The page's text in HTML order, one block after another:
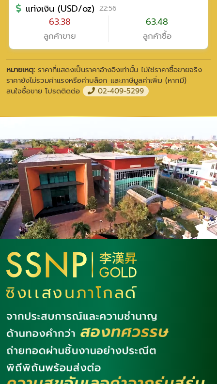
แท่งเงิน (USD/oz) 22:56
63.38
ลูกค้าขาย
63.48
ลูกค้าซื้อ
หมายเหตุ:ราคาที่แสดงเป็นราคาอ้างอิงเท่านั้น ไม่ใช่ราคาซื้อขายจริง
ราคายังไม่รวมค่าแรงหรือค่าบล็อก และภาษีมูลค่าเพิ่ม (หากมี)
สนใจซื้อขาย โปรดติดต่อ
02-409-5299